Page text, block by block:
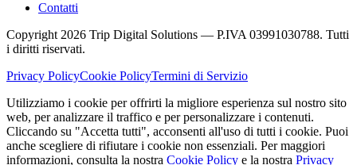
Contatti
Copyright 2026 Trip Digital Solutions — P.IVA 03991030788. Tutti
i diritti riservati.
Privacy PolicyCookie PolicyTermini di Servizio
Utilizziamo i cookie per offrirti la migliore esperienza sul nostro sito
web, per analizzare il traffico e per personalizzare i contenuti.
Cliccando su "Accetta tutti", acconsenti all'uso di tutti i cookie. Puoi
anche scegliere di rifiutare i cookie non essenziali. Per maggiori
informazioni, consulta la nostra Cookie Policy e la nostra Privacy